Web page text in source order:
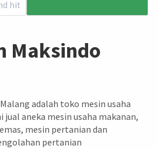
Maksindo
adalah toko mesin usaha
jual aneka mesin usaha makanan,
mesin pertanian dan
pertanian